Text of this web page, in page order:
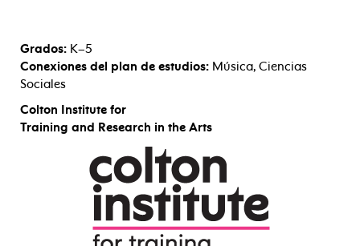
Grados: K–5
Conexiones del plan de estudios: Música, Ciencias
Sociales
Colton Institute for
Training and Research in the Arts